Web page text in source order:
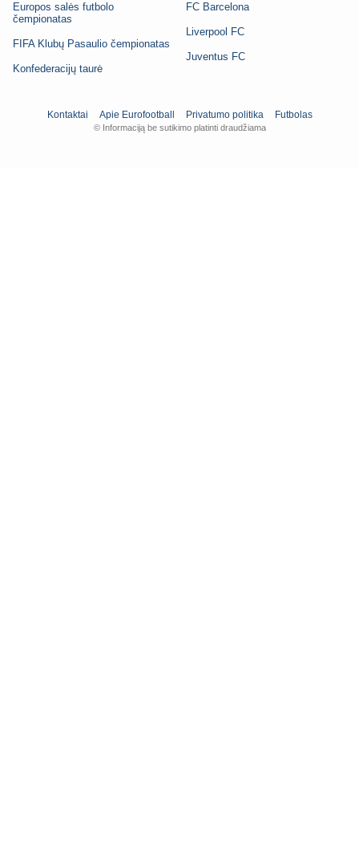
Europos salės futbolo
čempionatas
FIFA Klubų Pasaulio čempionatas
Konfederacijų taurė
FC Barcelona
Liverpool FC
Juventus FC
Kontaktai Apie Eurofootball Privatumo politika Futbolas
© Informaciją be sutikimo platinti draudžiama